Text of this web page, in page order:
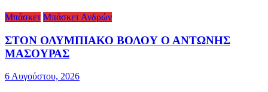
Μπάσκετ Μπάσκετ Ανδρών
ΣΤΟΝ ΟΛΥΜΠΙΑΚΟ ΒΟΛΟΥ Ο ΑΝΤΩΝΗΣ
ΜΑΣΟΥΡΑΣ
6 Αυγούστου, 2026